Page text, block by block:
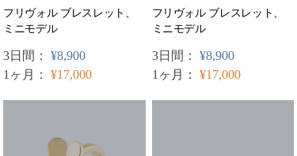
フリヴォル ブレスレット、
ミニモデル
3日間： ¥8,900
1ヶ月： ¥17,000
フリヴォル ブレスレット、
ミニモデル
3日間： ¥8,900
1ヶ月： ¥17,000